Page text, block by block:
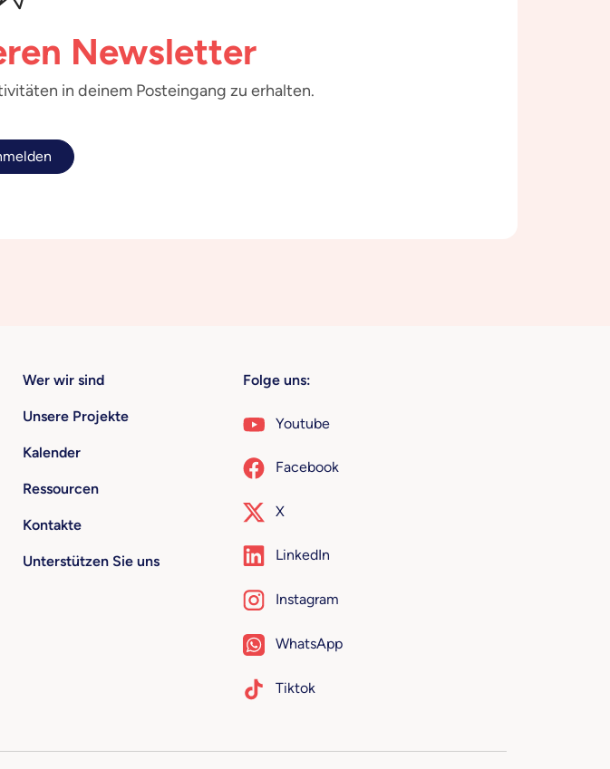
Newsletter
in deinem Posteingang zu erhalten.
Wer wir sind
Unsere Projekte
Kalender
Ressourcen
Kontakte
Unterstützen Sie uns
Folge uns:
Youtube
Facebook
X
LinkedIn
Instagram
WhatsApp
Tiktok